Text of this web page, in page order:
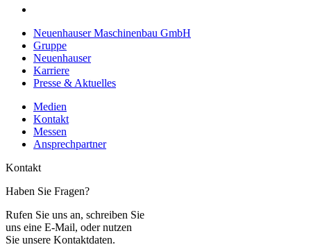
Neuenhauser Maschinenbau GmbH
Gruppe
Neuenhauser
Karriere
Presse & Aktuelles
Medien
Kontakt
Messen
Ansprechpartner
Kontakt
Haben Sie Fragen?
Rufen Sie uns an, schreiben Sie
uns eine E-Mail, oder nutzen
Sie unsere Kontaktdaten.